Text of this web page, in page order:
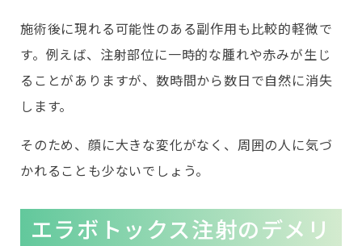
施術後に現れる可能性のある副作用も比較的軽微で
す。例えば、注射部位に一時的な腫れや赤みが生じ
ることがありますが、数時間から数日で自然に消失
します。
そのため、顔に大きな変化がなく、周囲の人に気づ
かれることも少ないでしょう。
エラボトックス注射のデメリ